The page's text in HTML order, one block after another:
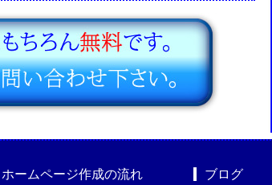
ホームページ作成の流れ ブログ